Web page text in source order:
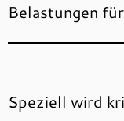
Belastungen
Speziell wird